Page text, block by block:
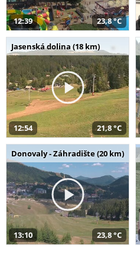
12:39 23,8 °C
Jasenská dolina (18 km)
12:54 21,8 °C
Donovaly - Záhradište (20 km)
13:10 23,8 °C